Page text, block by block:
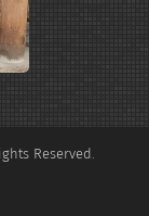
Reserved.